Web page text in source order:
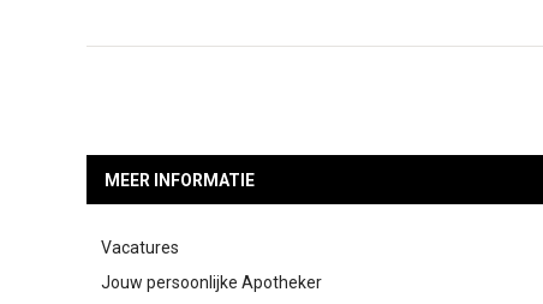
MEER INFORMATIE
Vacatures
Jouw persoonlijke Apotheker